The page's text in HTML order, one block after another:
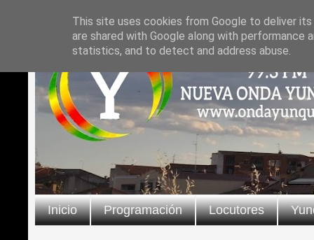
Inicio Programación Locutores
This site uses cookies from Google to deliver
are shared with Google along with
statistics, and to detect and address abuse.